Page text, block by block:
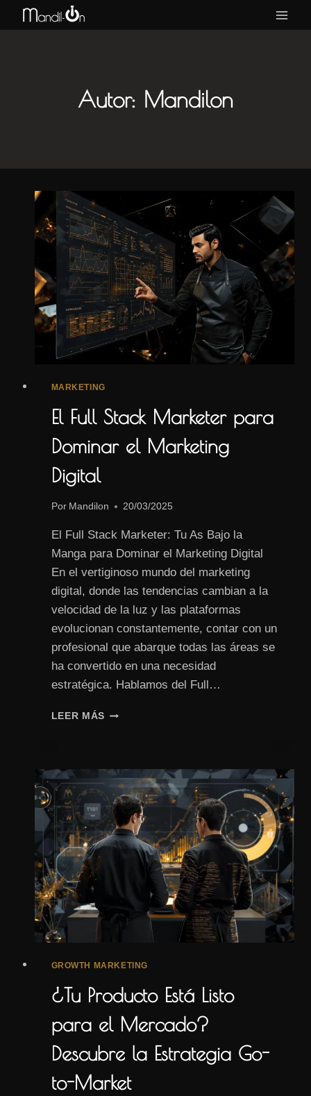
Saltar
al
Autor: Mandilon
MARKETING
El Full Stack Marketer para
Dominar el Marketing
Digital
Por Mandilon 20/03/2025
El Full Stack Marketer: Tu As Bajo la
Manga para Dominar el Marketing Digital
En el vertiginoso mundo del marketing
digital, donde las tendencias cambian a la
velocidad de la luz y las plataformas
evolucionan constantemente, contar con un
profesional que abarque todas las áreas se
ha convertido en una necesidad
estratégica. Hablamos del Full…
LEER MÁSEL
PARA
DOMINAR
EL
MARKETING
DIGITAL
GROWTH MARKETING
¿Tu Producto Está Listo
para el Mercado?
Descubre la Estrategia Go-
to-Market